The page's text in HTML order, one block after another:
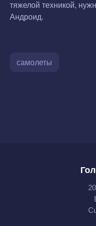
тяжелой техникой,
Андроид.
самолеты